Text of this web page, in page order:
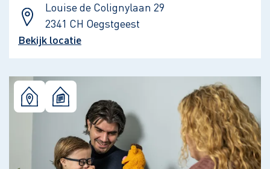
Louise de Colignylaan 29
2341 CH Oegstgeest
Bekijk locatie